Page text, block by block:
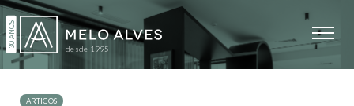
ARTIGOS